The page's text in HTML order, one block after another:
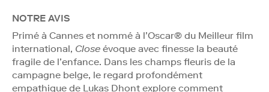
NOTRE AVIS
Primé à Cannes et nommé à l’Oscar® du Meilleur film
international, Close évoque avec finesse la beauté
fragile de l’enfance. Dans les champs fleuris de la
campagne belge, le regard profondément
empathique de Lukas Dhont explore comment